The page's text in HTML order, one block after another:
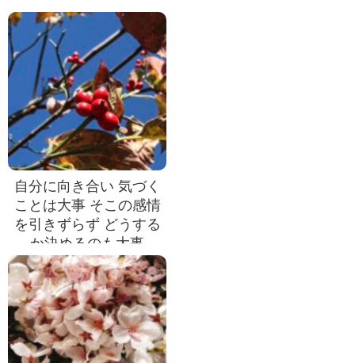
自分に向き合い 気づく
ことは大事 そこの感情
を引きずらず どうする
か決めるのも大事